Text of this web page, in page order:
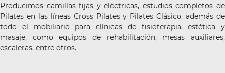
Producimos camillas fijas y eléctricas, estudios completos de
Pilates en las líneas Cross Pilates y Pilates Clásico, además de
todo el mobiliario para clínicas de fisioterapia, estética y
masaje, como equipos de rehabilitación, mesas auxiliares,
escaleras, entre otros.